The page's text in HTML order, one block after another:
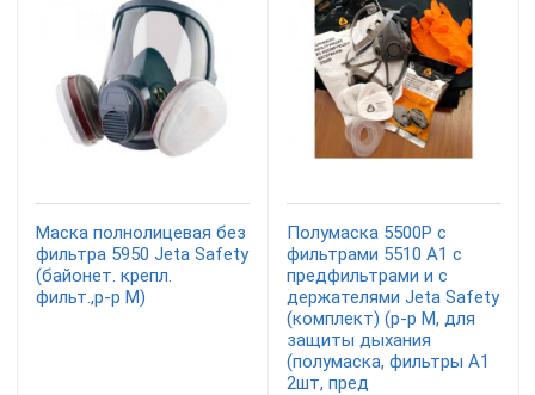
Маска полнолицевая без
фильтра 5950 Jeta Safety
(байонет. крепл.
фильт.,р-р М)
Полумаска 5500Р с
фильтрами 5510 А1 с
предфильтрами и с
держателями Jeta Safety
(комплект) (р-р М, для
защиты дыхания
(полумаска, фильтры A1
2шт, пред